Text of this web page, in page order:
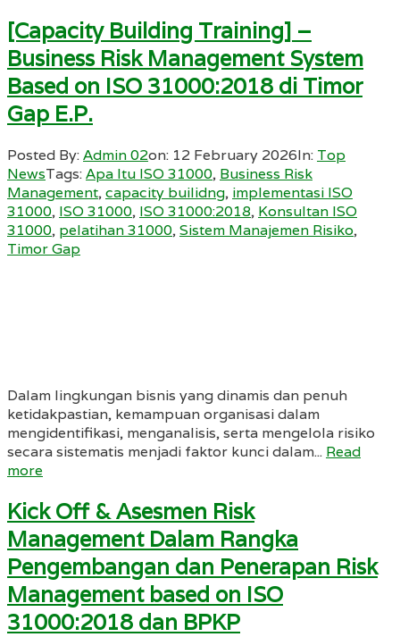
[Capacity Building Training] –
Business Risk Management System
Based on ISO 31000:2018 di Timor
Gap E.P.
Posted By:Admin 02on: 12 February 2026In: Top
NewsTags:Apa Itu ISO 31000, Business Risk
Management,capacity builidng, implementasi ISO
31000, ISO 31000, ISO 31000:2018, Konsultan ISO
31000, pelatihan 31000,Sistem Manajemen Risiko,
Timor Gap
Dalam lingkungan bisnis yang dinamis dan penuh
ketidakpastian, kemampuan organisasi dalam
mengidentifikasi, menganalisis, serta mengelola risiko
secara sistematis menjadi faktor kunci dalam... Read
more
Kick Off & Asesmen Risk
Management Dalam Rangka
Pengembangan dan Penerapan Risk
Management based on ISO
31000:2018 dan BPKP